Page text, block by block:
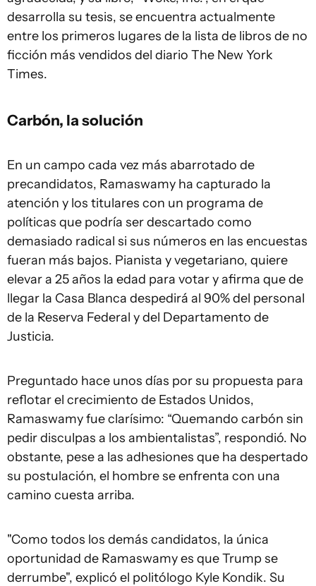
desarrolla su tesis, se encuentra actualmente
entre los primeros lugares de la lista de libros de no
ficción más vendidos del diario The New York
Times.
Carbón, la solución
En un campo cada vez más abarrotado de
precandidatos, Ramaswamy ha capturado la
atención y los titulares con un programa de
políticas que podría ser descartado como
demasiado radical si sus números en las encuestas
fueran más bajos. Pianista y vegetariano, quiere
elevar a 25 años la edad para votar y afirma que de
llegar la Casa Blanca despedirá al 90% del personal
de la Reserva Federal y del Departamento de
Justicia.
Preguntado hace unos días por su propuesta para
reflotar el crecimiento de Estados Unidos,
Ramaswamy fue clarísimo: “Quemando carbón sin
pedir disculpas a los ambientalistas”, respondió. No
obstante, pese a las adhesiones que ha despertado
su postulación, el hombre se enfrenta con una
camino cuesta arriba.
"Como todos los demás candidatos, la única
oportunidad de Ramaswamy es que Trump se
derrumbe", explicó el politólogo Kyle Kondik. Su